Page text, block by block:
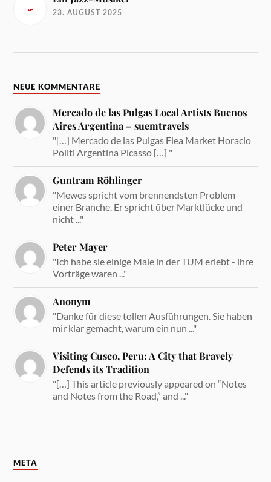
23. AUGUST 2025
NEUE KOMMENTARE
Mercado de las Pulgas Local Artists Buenos
Aires Argentina – suemtravels
"[…] Mercado de las Pulgas Flea Market Horacio
Politi Argentina Picasso […] "
Guntram Röhlinger
"Mewes spricht vom brennendsten Problem
einer Branche. Er spricht über Marktlücke und
nicht ..."
Peter Mayer
"Ich habe sie einige Male in der TUM erlebt - ihre
Vorträge waren ..."
Anonym
"Danke für diese tollen Ausführungen. Sie haben
mir klar gemacht, warum ein nun ..."
Visiting Cusco, Peru: A City that Bravely
Defends its Tradition
"[…] This article previously appeared on “Notes
and Notes from the Road,” and ..."
META